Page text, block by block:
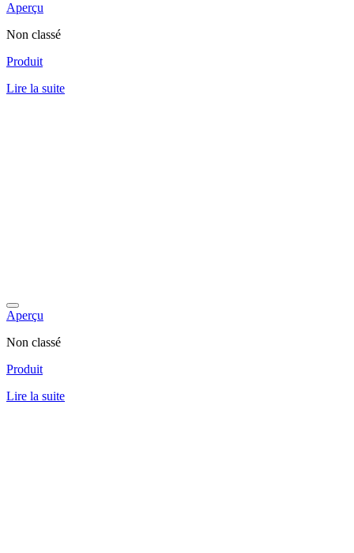
Aperçu
Non classé
Produit
Lire la suite
Aperçu
Non classé
Produit
Lire la suite